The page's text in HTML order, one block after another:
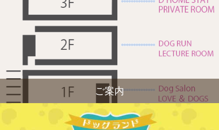
ご案内